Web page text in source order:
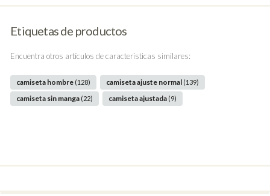
Etiquetas de productos
Encuentra otros artículos de características similares:
camiseta hombre (128) camiseta ajuste normal (139)
camiseta sin manga (22) camiseta ajustada (9)